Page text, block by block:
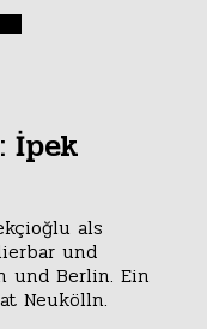
İpek
als
und
und Berlin. Ein
Neukölln.